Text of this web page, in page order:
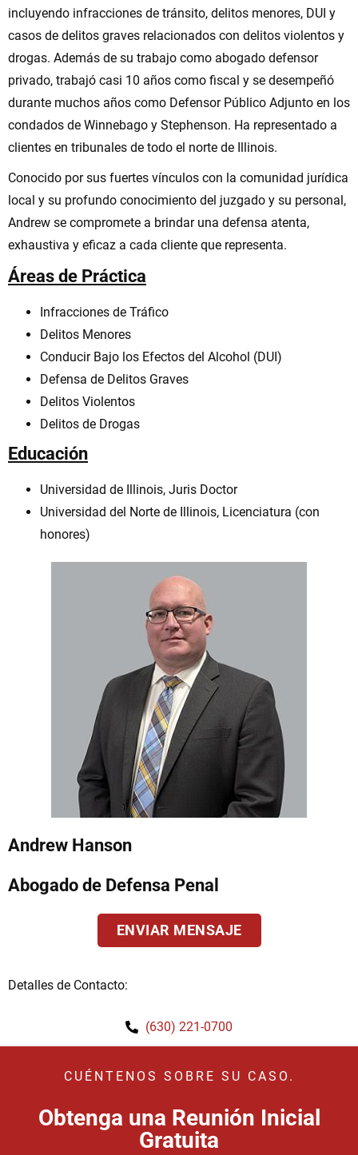
incluyendo infracciones de tránsito, delitos menores, DUI y
casos de delitos graves relacionados con delitos violentos y
drogas. Además de su trabajo como abogado defensor
privado, trabajó casi 10 años como fiscal y se desempeñó
durante muchos años como Defensor Público Adjunto en los
condados de Winnebago y Stephenson. Ha representado a
clientes en tribunales de todo el norte de Illinois.
Conocido por sus fuertes vínculos con la comunidad jurídica
local y su profundo conocimiento del juzgado y su personal,
Andrew se compromete a brindar una defensa atenta,
exhaustiva y eficaz a cada cliente que representa.
Áreas de Práctica
Infracciones de Tráfico
Delitos Menores
Conducir Bajo los Efectos del Alcohol (DUI)
Defensa de Delitos Graves
Delitos Violentos
Delitos de Drogas
Educación
Universidad de Illinois, Juris Doctor
Universidad del Norte de Illinois, Licenciatura (con
honores)
Andrew Hanson
Abogado de Defensa Penal
ENVIAR MENSAJE
Detalles de Contacto:
(630) 221-0700
CUÉNTENOS SOBRE SU CASO.
Obtenga una Reunión Inicial
Gratuita